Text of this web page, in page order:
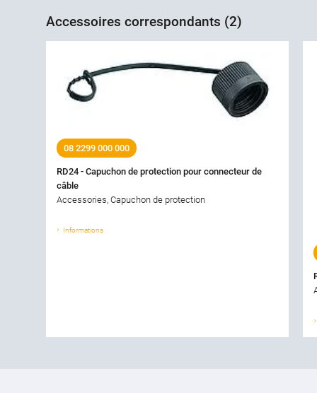
Accessoires correspondants (2)
08 2299 000 000
RD24 - Capuchon de protection pour connecteur de
câble
Accessories, Capuchon de protection
Informations